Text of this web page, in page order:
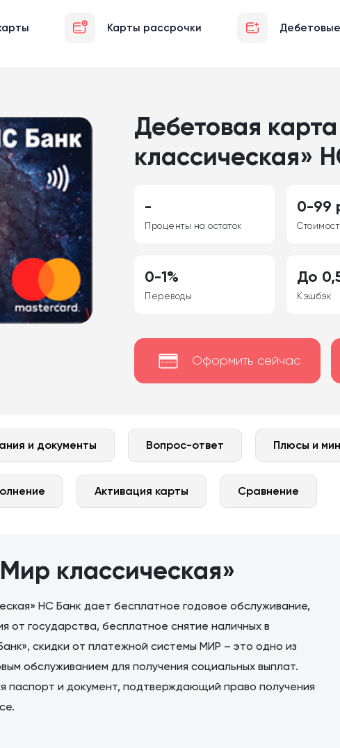
Карты рассрочки
Дебетовая
классическая»
-
Проценты на остаток
0-99
0-1%
Переводы
До
Кэшбэк
Оформить сейчас
и документы Вопрос-ответ Плюсы и
Активация карты Сравнение
классическая»
НС Банк дает бесплатное годовое обслуживание,
от государства, бесплатное снятие наличных в
скидки от платежной системы МИР – это одно из
обслуживанием для получения социальных выплат.
паспорт и документ, подтверждающий право получения